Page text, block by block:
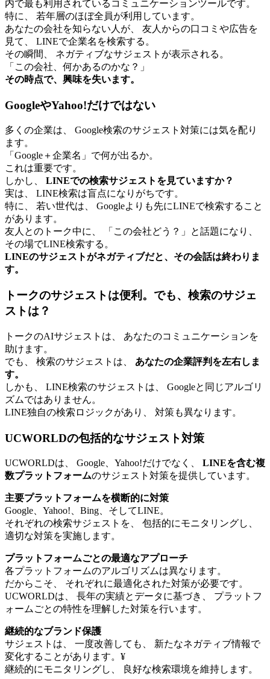
内で最も利用されているコミュニケーションツールです。
特に、 若年層のほぼ全員が利用しています。
あなたの会社を知らない人が、 友人からの口コミや広告を
見て、 LINEで企業名を検索する。
その瞬間、 ネガティブなサジェストが表示される。
「この会社、何かあるのかな？」
その時点で、興味を失います。
GoogleやYahoo!だけではない
多くの企業は、 Google検索のサジェスト対策には気を配り
ます。
「Google＋企業名」で何が出るか。
これは重要です。
しかし、 LINEでの検索サジェストを見ていますか？
実は、 LINE検索は盲点になりがちです。
特に、 若い世代は、 Googleよりも先にLINEで検索すること
があります。
友人とのトーク中に、 「この会社どう？」と話題になり、
その場でLINE検索する。
LINEのサジェストがネガティブだと、その会話は終わりま
す。
トークのサジェストは便利。でも、検索のサジェ
ストは？
トークのAIサジェストは、 あなたのコミュニケーションを
助けます。
でも、 検索のサジェストは、 あなたの企業評判を左右しま
す。
しかも、 LINE検索のサジェストは、 Googleと同じアルゴリ
ズムではありません。
LINE独自の検索ロジックがあり、 対策も異なります。
UCWORLDの包括的なサジェスト対策
UCWORLDは、 Google、Yahoo!だけでなく、 LINEを含む複
数プラットフォームのサジェスト対策を提供しています。
主要プラットフォームを横断的に対策
Google、Yahoo!、Bing、そしてLINE。
それぞれの検索サジェストを、 包括的にモニタリングし、
適切な対策を実施します。
プラットフォームごとの最適なアプローチ
各プラットフォームのアルゴリズムは異なります。
だからこそ、 それぞれに最適化された対策が必要です。
UCWORLDは、 長年の実績とデータに基づき、 プラットフ
ォームごとの特性を理解した対策を行います。
継続的なブランド保護
サジェストは、 一度改善しても、 新たなネガティブ情報で
変化することがあります。¥
継続的にモニタリングし、 良好な検索環境を維持します。